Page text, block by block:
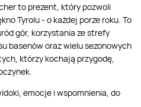
to prezent, który pozwoli
Tyrolu - o każdej porze roku. To
gór, korzystania ze strefy
basenów oraz wielu sezonowych
którzy kochają przygodę,
emocje i wspomnienia, do